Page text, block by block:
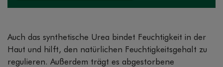
Auch das synthetische Urea bindet Feuchtigkeit in der
Haut und hilft, den natürlichen Feuchtigkeitsgehalt zu
regulieren. Außerdem trägt es abgestorbene